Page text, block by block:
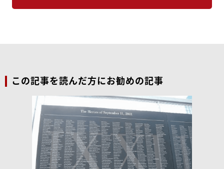
この記事を読んだ方にお勧めの記事